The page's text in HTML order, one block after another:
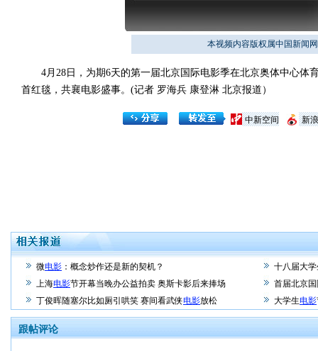
本视频内容版权属中国新闻
4月28日，为期6天的第一届北京国际电影季在北京奥体中心体
首红毯，共襄电影盛事。(记者 罗海兵 康登淋 北京报道）
新
中新空间
微电影 ：概念炒作还是新的契机？
十八届大
上海电影节开幕当晚办公益拍卖 奥斯卡影后来捧场
首届北京
丁俊晖随塞尔比如厕引哄笑 赛间看武侠电影放松 大学生电影
跟帖评论